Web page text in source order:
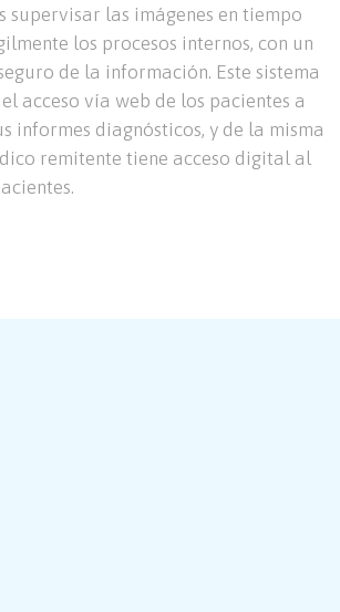
supervisar las imágenes en tiempo
los procesos internos, con un
de la información. Este sistema
acceso vía web de los pacientes a
informes diagnósticos, y de la misma
remitente tiene acceso digital al